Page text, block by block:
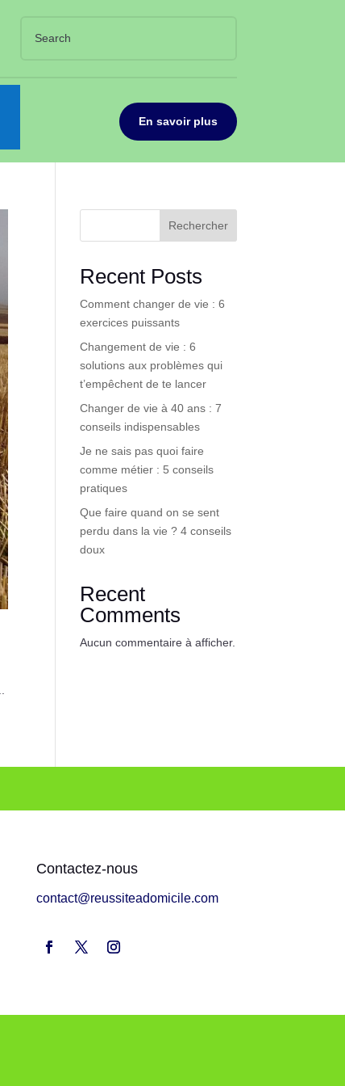
En savoir plus
Rechercher
Recent Posts
Comment changer de vie : 6
exercices puissants
Changement de vie : 6
solutions aux problèmes qui
t’empêchent de te lancer
Changer de vie à 40 ans : 7
conseils indispensables
Je ne sais pas quoi faire
comme métier : 5 conseils
pratiques
Que faire quand on se sent
perdu dans la vie ? 4 conseils
doux
Recent
Comments
Aucun commentaire à afficher.
Contactez-nous
contact@reussiteadomicile.com